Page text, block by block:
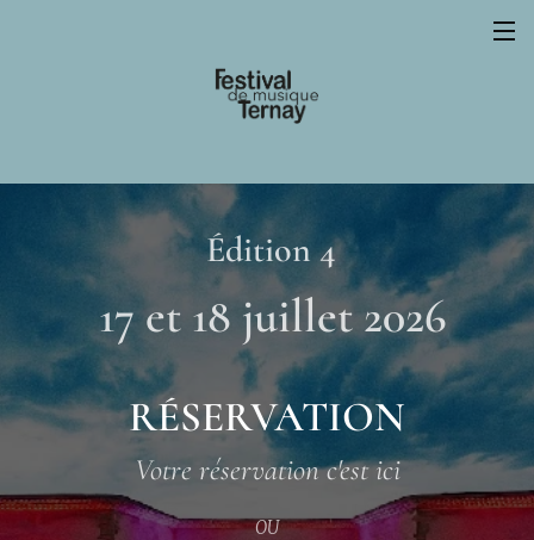
Édition 4
17 et 18 juillet 2026
RÉSERVATION
Votre réservation c'est ici
OU